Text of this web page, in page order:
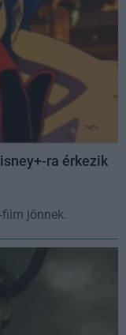
ra érkezik
film jönnek.